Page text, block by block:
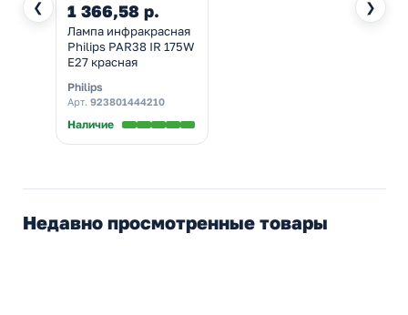
❮ ❯
1 366,58 р.
Лампа инфракрасная
Philips PAR38 IR 175W
E27 красная
Philips
Арт. 923801444210
Наличие
Недавно просмотренные товары